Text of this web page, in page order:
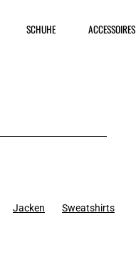
SCHUHE ACCESSOIRES
Jacken Sweatshirts